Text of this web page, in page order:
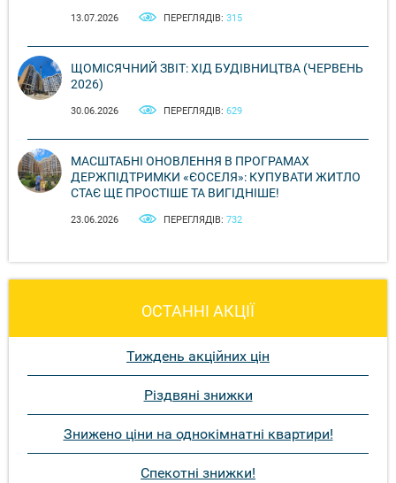
13.07.2026 ПЕРЕГЛЯДІВ: 315
ЩОМІСЯЧНИЙ ЗВІТ: ХІД БУДІВНИЦТВА (ЧЕРВЕНЬ
2026)
30.06.2026 ПЕРЕГЛЯДІВ: 629
МАСШТАБНІ ОНОВЛЕННЯ В ПРОГРАМАХ
ДЕРЖПІДТРИМКИ «ЄОСЕЛЯ»: КУПУВАТИ ЖИТЛО
СТАЄ ЩЕ ПРОСТІШЕ ТА ВИГІДНІШЕ!
23.06.2026 ПЕРЕГЛЯДІВ: 732
ОСТАННІ АКЦІЇ
Тиждень акційних цін
Різдвяні знижки
Знижено ціни на однокімнатні квартири!
Спекотні знижки!